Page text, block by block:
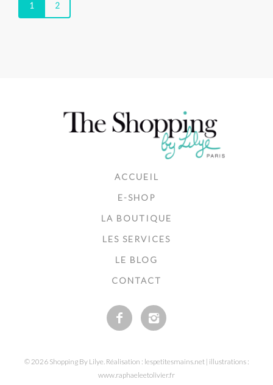
1 2
ACCUEIL
E-SHOP
LA BOUTIQUE
LES SERVICES
LE BLOG
CONTACT
© 2026 Shopping By Lilye. Réalisation : lespetitesmains.net | illustrations :
www.raphaeleetolivier.fr